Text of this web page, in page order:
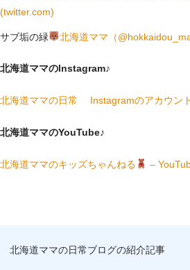
(twitter.com)
サブ垢の緑 北海道ママ（
北海道ママのInstagram♪
北海道ママの日常 Instagramのアカウント
北海道ママのYouTube♪
北海道ママのキッズちゃんねる –
北海道ママの日常ブログの紹介記事